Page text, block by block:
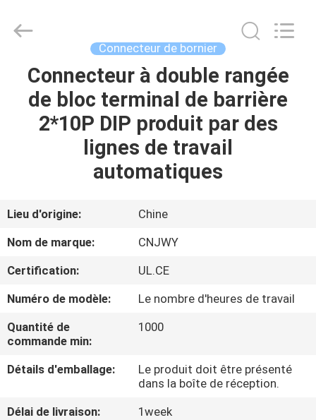
MAISON
PRODUITS
DE
NOUS
VISITE
D'USINE
CONTRÔLE
DE
Electronic
Reserved.
Connecteur de bornier
Connecteur à double rangée
de bloc terminal de barrière
2*10P DIP produit par des
lignes de travail
automatiques
Lieu d'origine:
Chine
Nom de marque:
CNJWY
Certification:
UL.CE
Numéro de modèle:
Le nombre d'heures de travail
Quantité de
commande min:
1000
Détails d'emballage:
Le produit doit être présenté
dans la boîte de réception.
Délai de livraison:
1week